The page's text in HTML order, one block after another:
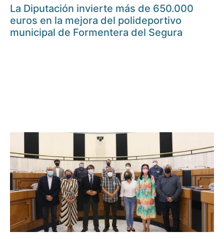
La Diputación invierte más de 650.000
euros en la mejora del polideportivo
municipal de Formentera del Segura